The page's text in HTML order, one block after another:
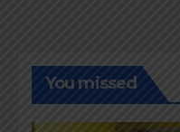
You missed